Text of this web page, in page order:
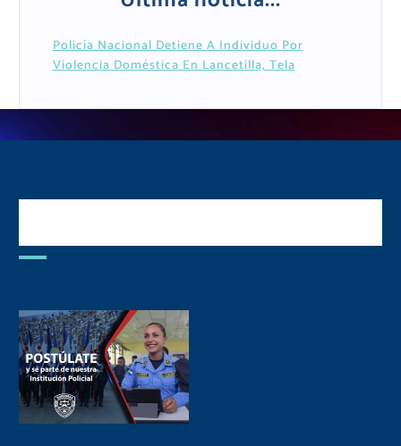
Policía Nacional Detiene A Individuo Por
Violencia Doméstica En Lancetilla, Tela